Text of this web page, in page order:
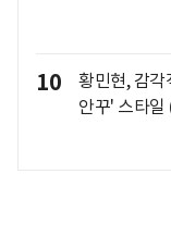
10
황민현, 감
안꾸' 스타일